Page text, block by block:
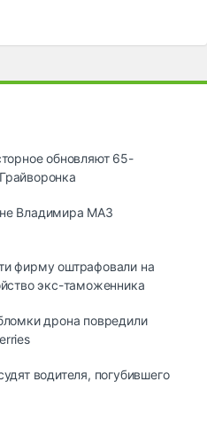
обновляют 65-
Владимира МАЗ
фирму оштрафовали на
экс-таможенника
дрона повредили
водителя, погубившего